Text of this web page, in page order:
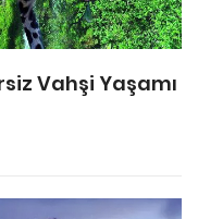
Vahşi Yaşamı